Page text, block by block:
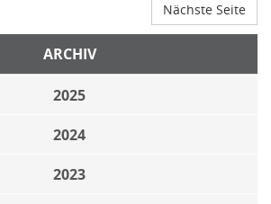
Nächste Seite
ARCHIV
2025
2024
2023